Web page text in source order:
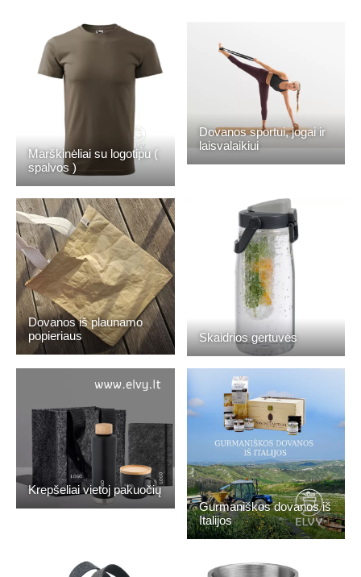
Marškinėliai su logotipu (
spalvos )
Dovanos sportui, jogai ir
laisvalaikiui
Dovanos iš plaunamo
popieriaus
Skaidrios gertuvės
Krepšeliai vietoj pakuočių
Gurmaniškos dovanos iš
Italijos